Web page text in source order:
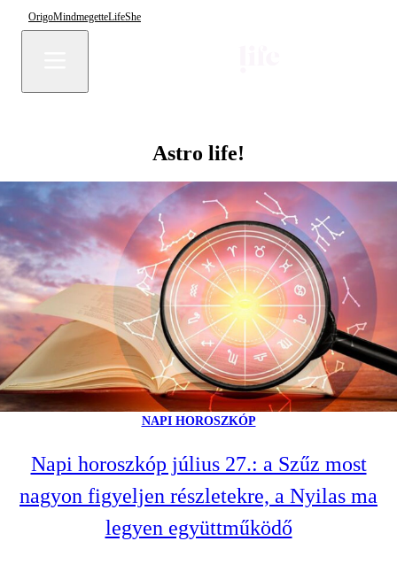
OrigoMindmegetteLifeShe
Astro life!
NAPI HOROSZKÓP
Napi horoszkóp július 27.: a Szűz most
nagyon figyeljen részletekre, a Nyilas ma
legyen együttműködő